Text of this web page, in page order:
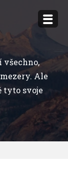
všechno,
Ale
tyto svoje